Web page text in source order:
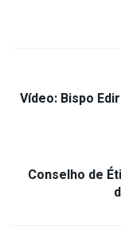
Vídeo: Bispo
Conselho de